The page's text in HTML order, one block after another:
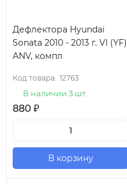
Дефлектора Hyundai
Sonata 2010 - 2013 г. VI (YF)
ANV, компл
Код товара: 12763
В наличии 3 шт.
880 ₽
В корзину